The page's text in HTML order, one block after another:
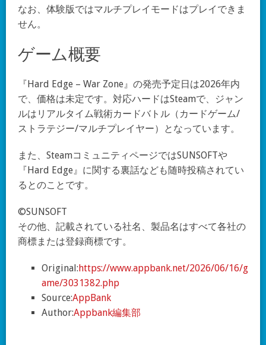
なお、体験版ではマルチプレイモードはプレイできま
せん。
ゲーム概要
『Hard Edge – War Zone』の発売予定日は2026年内
で、価格は未定です。対応ハードはSteamで、ジャン
ルはリアルタイム戦術カードバトル（カードゲーム/
ストラテジー/マルチプレイヤー）となっています。
また、SteamコミュニティページではSUNSOFTや
『Hard Edge』に関する裏話なども随時投稿されてい
るとのことです。
©SUNSOFT
その他、記載されている社名、製品名はすべて各社の
商標または登録商標です。
Original:https://www.appbank.net/2026/06/16/g
ame/3031382.php
Source:AppBank
Author:Appbank編集部